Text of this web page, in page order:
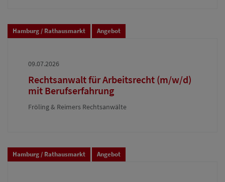
Hamburg / Rathausmarkt Angebot
09.07.2026
Rechtsanwalt für Arbeitsrecht (m/w/d)
mit Berufserfahrung
Fröling & Reimers Rechtsanwälte
Hamburg / Rathausmarkt Angebot